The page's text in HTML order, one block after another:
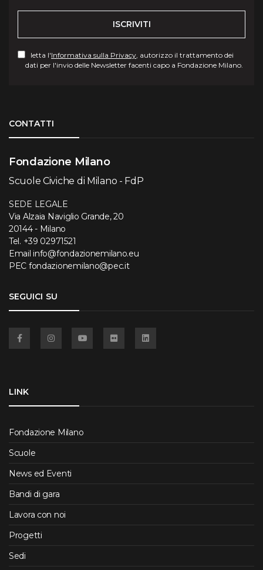
ISCRIVITI
letta l'Informativa sulla Privacy, autorizzo il trattamento dei
dati per l'invio delle Newsletter facenti capo a Fondazione Milano.
CONTATTI
Fondazione Milano
Scuole Civiche di Milano - FdP
SEDE LEGALE
Via Alzaia Naviglio Grande, 20
20144 - Milano
Tel. +39 02971521
Email info@fondazionemilano.eu
PEC fondazionemilano@pec.it
SEGUICI SU
LINK
Fondazione Milano
Scuole
News ed Eventi
Bandi di gara
Lavora con noi
Progetti
Sedi